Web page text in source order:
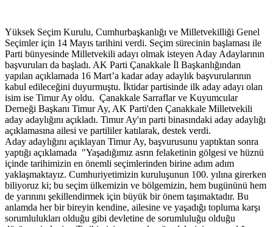
Yüksek Seçim Kurulu, Cumhurbaşkanlığı ve Milletvekilliği Genel
Seçimler için 14 Mayıs tarihini verdi. Seçim sürecinin başlaması ile
Parti bünyesinde Milletvekili adayı olmak isteyen Aday Adaylarının
başvuruları da başladı. AK Parti Çanakkale İl Başkanlığından
yapılan açıklamada 16 Mart’a kadar aday adaylık başvurularının
kabul edileceğini duyurmuştu. İktidar partisinde ilk aday adayı olan
isim ise Timur Ay oldu. Çanakkale Sarraflar ve Kuyumcular
Derneği Başkanı Timur Ay, AK Parti'den Çanakkale Milletvekili
aday adaylığını açıkladı. Timur Ay'ın parti binasındaki aday adaylığı
açıklamasına ailesi ve partililer katılarak, destek verdi.
Aday adaylığını açıklayan Timur Ay, başvurusunu yaptıktan sonra
yaptığı açıklamada "Yaşadığımız asrın felaketinin gölgesi ve hüznü
içinde tarihimizin en önemli seçimlerinden birine adım adım
yaklaşmaktayız. Cumhuriyetimizin kuruluşunun 100. yılına girerken
biliyoruz ki; bu seçim ülkemizin ve bölgemizin, hem bugününü hem
de yarınını şekillendirmek için büyük bir önem taşımaktadır. Bu
anlamda her bir bireyin kendine, ailesine ve yaşadığı topluma karşı
sorumlulukları olduğu gibi devletine de sorumluluğu olduğu